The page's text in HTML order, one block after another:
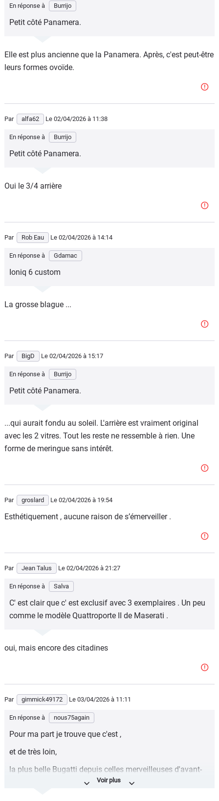
En réponse à Burrijo
Petit côté Panamera.
Elle est plus ancienne que la Panamera. Après, c'est peut-être
leurs formes ovoïde.
Par alfa62 Le 02/04/2026 à 11:38
En réponse à Burrijo
Petit côté Panamera.
Oui le 3/4 arrière
Par Rob Eau Le 02/04/2026 à 14:14
En réponse à Gdamac
Ioniq 6 custom
La grosse blague ...
Par BigD Le 02/04/2026 à 15:17
En réponse à Burrijo
Petit côté Panamera.
...qui aurait fondu au soleil. L'arrière est vraiment original
avec les 2 vitres. Tout les reste ne ressemble à rien. Une
forme de meringue sans intérêt.
Par groslard Le 02/04/2026 à 19:54
Esthétiquement , aucune raison de s’émerveiller .
Par Jean Talus Le 02/04/2026 à 21:27
En réponse à Salva
C' est clair que c' est exclusif avec 3 exemplaires . Un peu
comme le modèle Quattroporte II de Maserati .
oui, mais encore des citadines
Par gimmick49172 Le 03/04/2026 à 11:11
En réponse à nous75again
Pour ma part je trouve que c'est ,
et de très loin,
la plus belle Bugatti depuis celles merveilleuses d'avant-